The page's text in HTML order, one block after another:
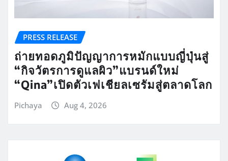
PRESS RELEASE
ถ่ายทอดภูมิปัญญาการหมักแบบญี่ปุ่นสู่
“กิจวัตรการดูแลผิว”แบรนด์ใหม่
“Qina”เปิดตัวเฟเชียลเซรัมสู่ตลาดโลก
Pichaya Aug 4, 2026